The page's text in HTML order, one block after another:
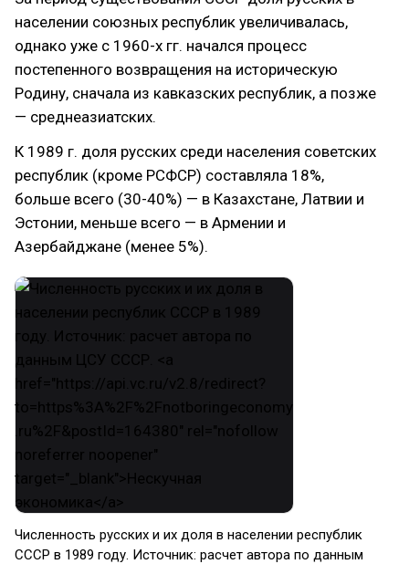
населении союзных республик увеличивалась,
однако уже с 1960-х гг. начался процесс
постепенного возвращения на историческую
Родину, сначала из кавказских республик, а позже
— среднеазиатских.
К 1989 г. доля русских среди населения советских
республик (кроме РСФСР) составляла 18%,
больше всего (30-40%) — в Казахстане, Латвии и
Эстонии, меньше всего — в Армении и
Азербайджане (менее 5%).
Численность русских и их доля в населении республик
СССР в 1989 году. Источник: расчет автора по данным